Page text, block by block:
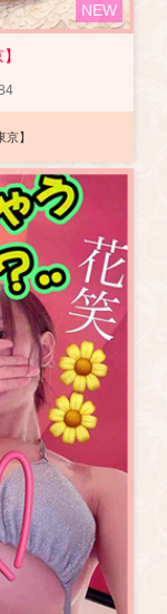
NEW
】